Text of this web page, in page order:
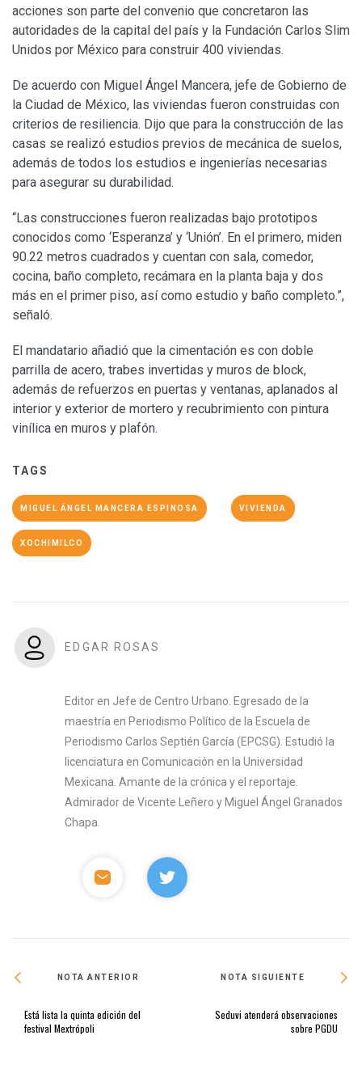
acciones son parte del convenio que concretaron las
autoridades de la capital del país y la Fundación Carlos Slim
Unidos por México para construir 400 viviendas.
De acuerdo con Miguel Ángel Mancera, jefe de Gobierno de
la Ciudad de México, las viviendas fueron construidas con
criterios de resiliencia. Dijo que para la construcción de las
casas se realizó estudios previos de mecánica de suelos,
además de todos los estudios e ingenierías necesarias
para asegurar su durabilidad.
“Las construcciones fueron realizadas bajo prototipos
conocidos como ‘Esperanza’ y ‘Unión’. En el primero, miden
90.22 metros cuadrados y cuentan con sala, comedor,
cocina, baño completo, recámara en la planta baja y dos
más en el primer piso, así como estudio y baño completo.”,
señaló.
El mandatario añadió que la cimentación es con doble
parrilla de acero, trabes invertidas y muros de block,
además de refuerzos en puertas y ventanas, aplanados al
interior y exterior de mortero y recubrimiento con pintura
vinílica en muros y plafón.
TAGS
MIGUEL ÁNGEL MANCERA ESPINOSA VIVIENDA
XOCHIMILCO
EDGAR ROSAS
Editor en Jefe de Centro Urbano. Egresado de la
maestría en Periodismo Político de la Escuela de
Periodismo Carlos Septién García (EPCSG). Estudió la
licenciatura en Comunicación en la Universidad
Mexicana. Amante de la crónica y el reportaje.
Admirador de Vicente Leñero y Miguel Ángel Granados
Chapa.
NOTA ANTERIOR
Está lista la quinta edición del
festival Mextrópoli
NOTA SIGUIENTE
Seduvi atenderá observaciones
sobre PGDU